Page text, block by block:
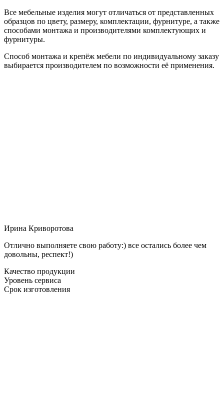
Все мебельные изделия могут отличаться от представленных
образцов по цвету, размеру, комплектации, фурнитуре, а также
способами монтажа и производителями комплектующих и
фурнитуры.
Способ монтажа и крепёж мебели по индивидуальному заказу
выбирается производителем по возможности её применения.
Ирина Криворотова
Отлично выполняете свою работу:) все остались более чем
довольны, респект!)
Качество продукции
Уровень сервиса
Срок изготовления